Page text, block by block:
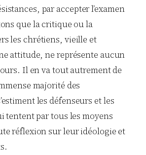
par accepter l’examen
que la critique ou la
les chrétiens, vieille et
attitude, ne représente aucun
Il en va tout autrement de
majorité des
les défenseurs et les
tentent par tous les moyens
réflexion sur leur idéologie et